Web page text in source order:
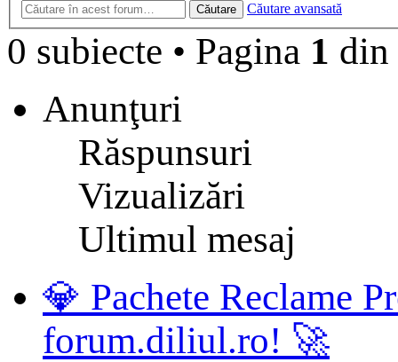
Căutare Căutare avansată
0 subiecte • Pagina 1 din
Anunţuri
Răspunsuri
Vizualizări
Ultimul mesaj
💎 Pachete Reclame
forum.diliul.ro! 🚀